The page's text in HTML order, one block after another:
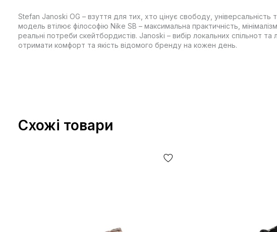
Stefan Janoski OG – взуття для тих, хто цінує свободу, універсальність
модель втілює філософію Nike SB – максимальна практичність,
реальні потреби скейтбордистів. Janoski – вибір локальних спільнот та
отримати комфорт та якість відомого бренду на кожен день.
Схожі товари